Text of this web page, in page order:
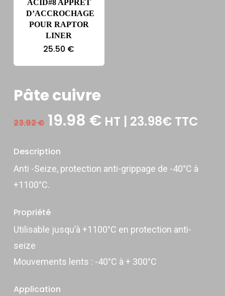
ACID#8 APPRÊT
D’ACCROCHAGE
POUR RAPTOR
LINER
25.50 €
Pâte cuivre
23.92€ Le
initial
23.92 €.
19.98 €Le
19.98 €.
HT | 23.98€ TTC
Description
Anti -Seize, protection anti-grippage de -40°C à
+1100°C.
Propriété
Utilisable jusqu’à +1100°C en protection anti-
seize
Mouvements lents : -40°C à + 300°C
Application